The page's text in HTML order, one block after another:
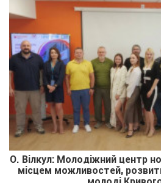
О. Вілкул: Молодіжний центр
місцем можливостей,